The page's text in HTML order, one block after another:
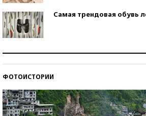
Самая трендовая обувь
ФОТОИСТОРИИ